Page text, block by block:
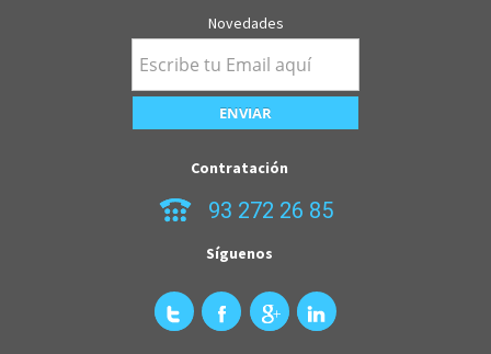
Novedades
Contratación
93 272 26 85
Síguenos